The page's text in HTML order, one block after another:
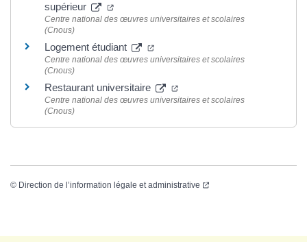
supérieur
Centre national des œuvres universitaires et scolaires
(Cnous)
Logement étudiant
Centre national des œuvres universitaires et scolaires
(Cnous)
Restaurant universitaire
Centre national des œuvres universitaires et scolaires
(Cnous)
© Direction de l’information légale et administrative